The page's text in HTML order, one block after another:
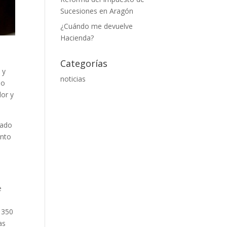
y
y
Sucesiones en Aragón
¿Cuándo me devuelve
Hacienda?
Categorías
noticias